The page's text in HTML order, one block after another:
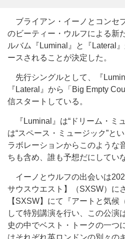
ブライアン・イーノとコンセ
のビーティー・ウルフによる新
ルバム『Luminal』と『Lateral
ースされることが決定した。
先行シングルとして、『
『Lateral』から「Big Empty
信スタートしている。
『Luminal』は“ドリーム・ミ
は“スペース・ミュージック”と
ラボレーションからこのような
ちも含め、誰も予想だにしてい
イーノとウルフの出会いは
サウスウエスト】（SXSW）に
【SXSW】にて『アートと気候
して特別講演を行い、この公演
史の中でベスト・トークの一つ
はそれぞれ英ロンドンの別々の